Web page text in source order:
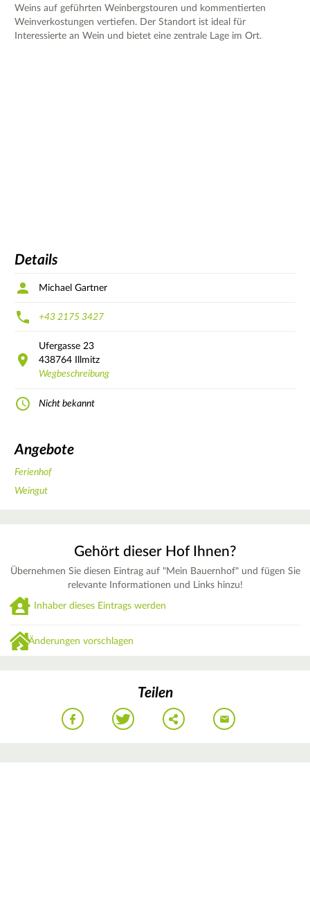
Weins auf geführten Weinbergstouren und kommentierten
Weinverkostungen vertiefen. Der Standort ist ideal für
Interessierte an Wein und bietet eine zentrale Lage im Ort.
Details
Michael Gartner
+43 2175 3427
Ufergasse 23
438764
Illmitz
Wegbeschreibung
Nicht bekannt
Angebote
Ferienhof
Weingut
Gehört dieser Hof Ihnen?
Übernehmen Sie diesen Eintrag auf "Mein Bauernhof" und fügen Sie
relevante Informationen und Links hinzu!
Inhaber dieses Eintrags werden
Änderungen vorschlagen
Teilen